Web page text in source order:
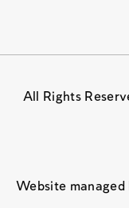
© 2020 All Rights
Website managed